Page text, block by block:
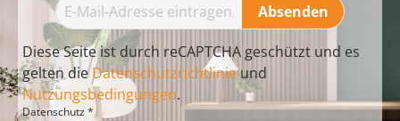
Absenden
Diese Seite ist durch reCAPTCHA geschützt und es
gelten dieDatenschutzrichtlinieund
Nutzungsbedingungen.
Datenschutz *